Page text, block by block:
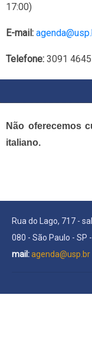
17:00)
E-mail:
Telefone: 3091 4645
Não oferecemos
italiano.
Rua do Lago, 717 -
080 - São Paulo - SP -
mail:agenda@usp.br